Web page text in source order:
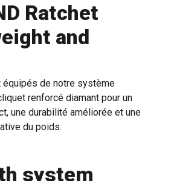
Ratchet
and
équipés de notre système
renforcé diamant pour un
une durabilité améliorée et une
du poids.
system